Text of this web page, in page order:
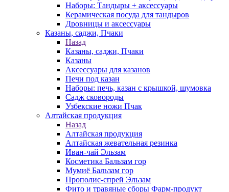
Наборы: Тандыры + аксессуары
Керамическая посуда для тандыров
Дровницы и аксессуары
Казаны, саджи, Пчаки
Назад
Казаны, саджи, Пчаки
Казаны
Аксессуары для казанов
Печи под казан
Наборы: печь, казан с крышкой, шумовка
Садж сковороды
Узбекские ножи Пчак
Алтайская продукция
Назад
Алтайская продукция
Алтайская жевательная резинка
Иван-чай Эльзам
Косметика Бальзам гор
Мумиё Бальзам гор
Прополис-спрей Эльзам
Фито и травяные сборы Фарм-продукт